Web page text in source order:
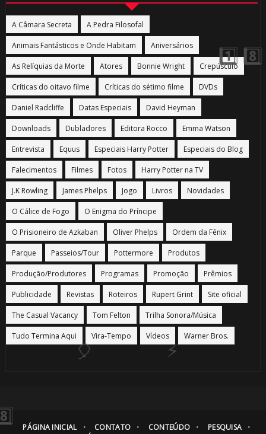
A Câmara Secreta A Pedra Filosofal
Animais Fantásticos e Onde Habitam Aniversários
As Relíquias da Morte Atores Bonnie Wright Crepúsculo
Críticas do oitavo filme Críticas do sétimo filme DVDs
Daniel Radcliffe Datas Especiais David Heyman
Downloads Dubladores Editora Rocco Emma Watson
Entrevista Equus Especiais Harry Potter Especiais do Blog
Falecimentos Filmes Fotos Harry Potter na TV
J.K Rowling James Phelps Jogo Livros Novidades
O Cálice de Fogo O Enigma do Príncipe
O Prisioneiro de Azkaban Oliver Phelps Ordem da Fênix
Parque Passeios/Tour Pottermore Produtos
Produção/Produtores Programas Promoção Prêmios
Publicidade Revistas Roteiros Rupert Grint Site oficial
The Casual Vacancy Tom Felton Trilha Sonora/Música
Tudo Termina Aqui Vira-Tempo Vídeos Warner Bros.
PÁGINA INICIAL CONTATO CONTEÚDO
PESQUISA
1️⃣ 8️⃣